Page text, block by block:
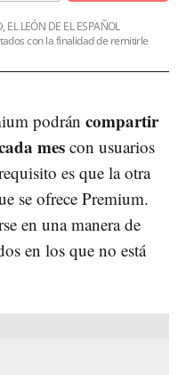
LEÓN DE EL ESPAÑOL
con la finalidad de remitirle
podrán compartir
mes con usuarios
es que la otra
se ofrece Premium.
en una manera de
en los que no está